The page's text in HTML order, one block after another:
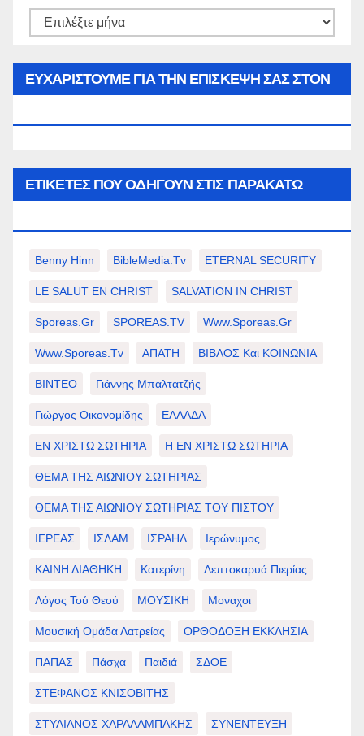
Αρθρα
ΕΥΧΑΡΙΣΤΟΥΜΕ ΓΙΑ ΤΗΝ ΕΠΙΣΚΕΨΗ ΣΑΣ ΣΤΟΝ
ΕΤΙΚΈΤΕΣ ΠΟΥ ΟΔΗΓΟΎΝ ΣΤΙΣ ΠΑΡΑΚΆΤΩ
Benny Hinn BibleMedia.tv ETERNAL SECURITY
LE SALUT EN CHRIST SALVATION IN CHRIST
Sporeas.gr SPOREAS.TV Www.sporeas.gr
Www.sporeas.tv ΑΠΑΤΗ ΒΙΒΛΟΣ Και ΚΟΙΝΩΝΙΑ
ΒΙΝΤΕΟ Γιάννης Μπαλτατζής
Γιώργος Οικονομίδης ΕΛΛΑΔΑ
ΕΝ ΧΡΙΣΤΩ ΣΩΤΗΡΙΑ Η ΕΝ ΧΡΙΣΤΩ ΣΩΤΗΡΙΑ
ΘΕΜΑ ΤΗΣ ΑΙΩΝΙΟΥ ΣΩΤΗΡΙΑΣ
ΘΕΜΑ ΤΗΣ ΑΙΩΝΙΟΥ ΣΩΤΗΡΙΑΣ ΤΟΥ ΠΙΣΤΟΥ
ΙΕΡΕΑΣ ΙΣΛΑΜ ΙΣΡΑΗΛ Ιερώνυμος
ΚΑΙΝΗ ΔΙΑΘΗΚΗ Κατερίνη Λεπτοκαρυά Πιερίας
Λόγος Τού Θεού ΜΟΥΣΙΚΗ Μοναχοι
Μουσική Ομάδα Λατρείας ΟΡΘΟΔΟΞΗ ΕΚΚΛΗΣΙΑ
ΠΑΠΑΣ Πάσχα Παιδιά ΣΔΟΕ
ΣΤΕΦΑΝΟΣ ΚΝΙΣΟΒΙΤΗΣ
ΣΤΥΛΙΑΝΟΣ ΧΑΡΑΛΑΜΠΑΚΗΣ ΣΥΝΕΝΤΕΥΞΗ